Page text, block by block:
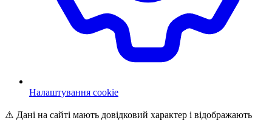
Налаштування cookie
⚠️ Дані на сайті мають довідковий характер і відображають